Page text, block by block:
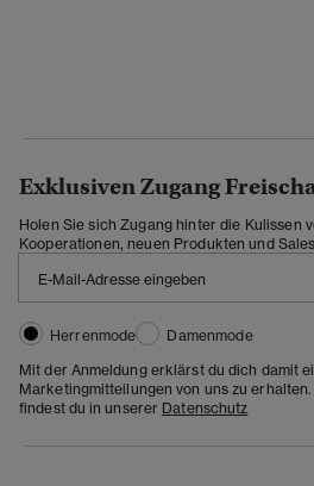
Exklusiven Zugang
Holen Sie sich Zugang hinter die Kulissen
Kooperationen, neuen Produkten und
Herrenmode
Damenmode
Mit der Anmeldung erklärst du dich damit
Marketingmitteilungen von uns zu
findest du in unserer Datenschutz